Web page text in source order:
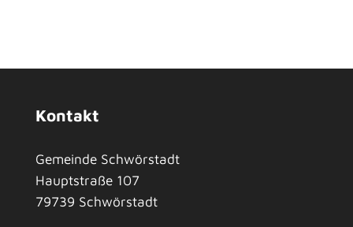
Kontakt
Gemeinde Schwörstadt
Hauptstraße 107
79739 Schwörstadt